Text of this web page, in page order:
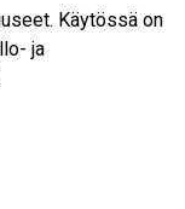
Käytössä on
ja